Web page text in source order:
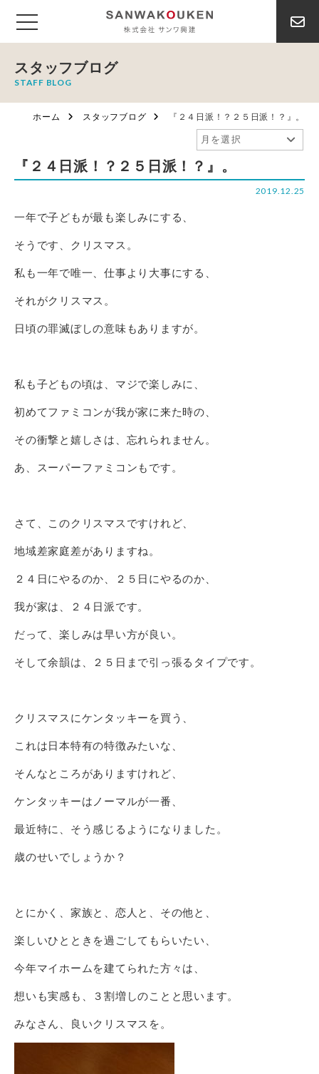
スタッフブログ
STAFF BLOG
ホーム スタッフブログ 『２４日派！？２５日派！？』。
『２４日派！？２５日派！？』。
2019.12.25
一年で子どもが最も楽しみにする、
そうです、クリスマス。
私も一年で唯一、仕事より大事にする、
それがクリスマス。
日頃の罪滅ぼしの意味もありますが。
私も子どもの頃は、マジで楽しみに、
初めてファミコンが我が家に来た時の、
その衝撃と嬉しさは、忘れられません。
あ、スーパーファミコンもです。
さて、このクリスマスですけれど、
地域差家庭差がありますね。
２４日にやるのか、２５日にやるのか、
我が家は、２４日派です。
だって、楽しみは早い方が良い。
そして余韻は、２５日まで引っ張るタイプです。
クリスマスにケンタッキーを買う、
これは日本特有の特徴みたいな、
そんなところがありますけれど、
ケンタッキーはノーマルが一番、
最近特に、そう感じるようになりました。
歳のせいでしょうか？
とにかく、家族と、恋人と、その他と、
楽しいひとときを過ごしてもらいたい、
今年マイホームを建てられた方々は、
想いも実感も、３割増しのことと思います。
みなさん、良いクリスマスを。